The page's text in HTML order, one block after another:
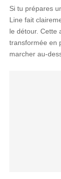
Si tu prépares
Line fait
le détour. Cette
transformée en
marcher au-